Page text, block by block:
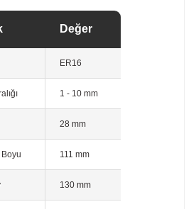
Değer
ER16
1 - 10 mm
28 mm
Boyu 111 mm
130 mm